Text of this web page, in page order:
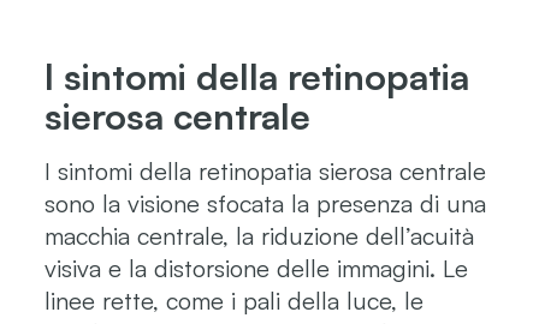
I sintomi della retinopatia
sierosa centrale
I sintomi della retinopatia sierosa centrale
sono la visione sfocata la presenza di una
macchia centrale, la riduzione dell’acuità
visiva e la distorsione delle immagini. Le
linee rette, come i pali della luce, le